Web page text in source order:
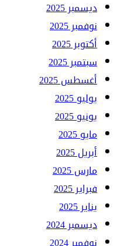
ديسمبر 2025
نوفمبر 2025
أكتوبر 2025
سبتمبر 2025
أغسطس 2025
يوليو 2025
يونيو 2025
مايو 2025
أبريل 2025
مارس 2025
فبراير 2025
يناير 2025
ديسمبر 2024